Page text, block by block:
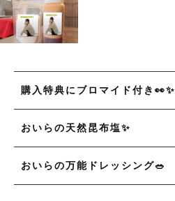
購入特典にブロマイド付き👀✨
おいらの天然昆布塩✨
おいらの万能ドレッシング🥗
新着商品
セール
当店について
ブログ